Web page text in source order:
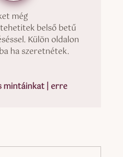
még
belső betű
Külön oldalon
ha szeretnétek.
mintáinkat | erre